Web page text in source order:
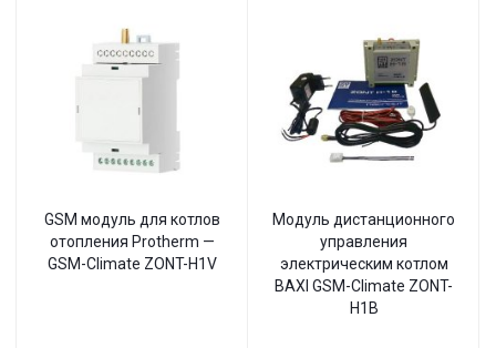
GSM модуль для котлов
отопления Protherm —
GSM-Climate ZONT-H1V
Модуль дистанционного
управления
электрическим котлом
BAXI GSM-Climate ZONT-
H1B